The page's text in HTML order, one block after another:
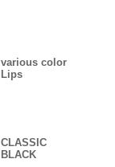
various color
Lips
CLASSIC
BLACK